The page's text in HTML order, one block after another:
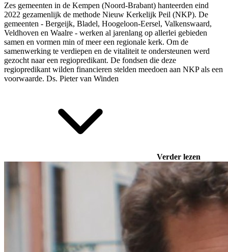
Zes gemeenten in de Kempen (Noord-Brabant) hanteerden eind
2022 gezamenlijk de methode Nieuw Kerkelijk Peil (NKP). De
gemeenten - Bergeijk, Bladel, Hoogeloon-Eersel, Valkenswaard,
Veldhoven en Waalre - werken al jarenlang op allerlei gebieden
samen en vormen min of meer een regionale kerk. Om de
samenwerking te verdiepen en de vitaliteit te ondersteunen werd
gezocht naar een regiopredikant. De fondsen die deze
regiopredikant wilden financieren stelden meedoen aan NKP als een
voorwaarde. Ds. Pieter van Winden
Verder lezen